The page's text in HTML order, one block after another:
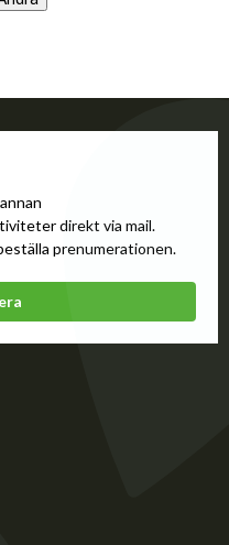
direkt via mail.
prenumerationen.